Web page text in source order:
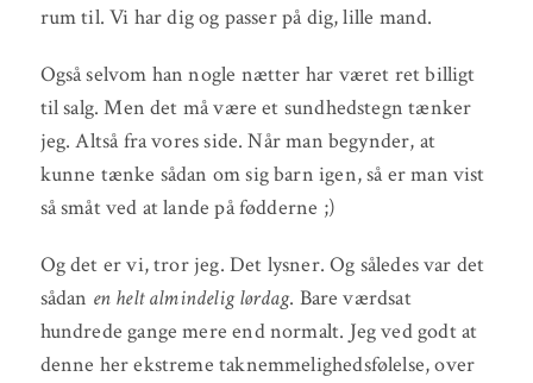
rum til. Vi har dig og passer på dig, lille mand.
Også selvom han nogle nætter har været ret billigt
til salg. Men det må være et sundhedstegn tænker
jeg. Altså fra vores side. Når man begynder, at
kunne tænke sådan om sig barn igen, så er man vist
så småt ved at lande på fødderne ;)
Og det er vi, tror jeg. Det lysner. Og således var det
sådan en helt almindelig lørdag. Bare værdsat
hundrede gange mere end normalt. Jeg ved godt at
denne her ekstreme taknemmelighedsfølelse, over